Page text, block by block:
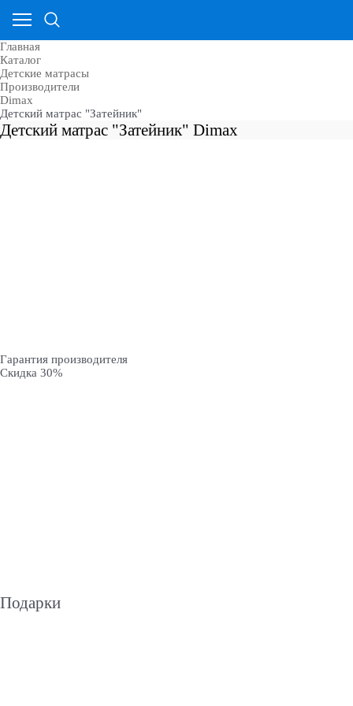
Главная
Каталог
Детские матрасы
Производители
Dimax
Детский матрас "Затейник"
Детский матрас "Затейник" Dimax
Гарантия производителя
Скидка 30%
Подарки